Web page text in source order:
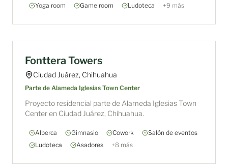
Yoga room
Game room Ludoteca +9 más
Fonttera Towers
Ciudad Juárez, Chihuahua
Parte de Alameda Iglesias Town Center
Proyecto residencial parte de Alameda Iglesias Town
Center en Ciudad Juárez, Chihuahua.
Alberca Gimnasio Cowork
Salón de eventos
Ludoteca
Asadores +8 más